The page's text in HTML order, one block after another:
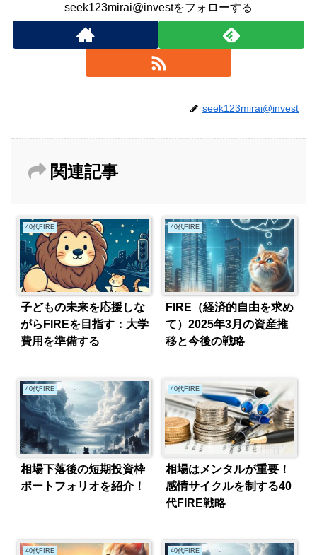
seek123mirai@investをフォローする
seek123mirai@invest
関連記事
40代FIRE
子どもの未来を応援しな
がらFIREを目指す：大学
費用を準備する
40代FIRE
FIRE（経済的自由を求め
て）2025年3月の資産推
移と今後の戦略
40代FIRE
相場下落後の短期投資枠
ポートフォリオを紹介！
40代FIRE
相場はメンタルが重要！
感情サイクルを制する40
代FIRE戦略
40代FIRE 40代FIRE